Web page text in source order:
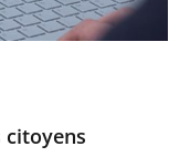
citoyens